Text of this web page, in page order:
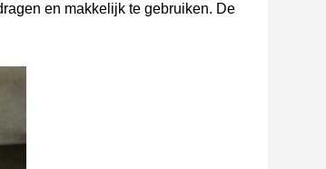
en makkelijk te gebruiken. De